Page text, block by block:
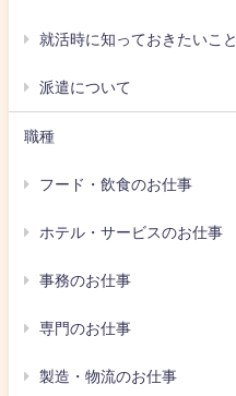
就活時に知っておきたいこと
派遣について
職種
フード・飲食のお仕事
ホテル・サービスのお仕事
事務のお仕事
専門のお仕事
製造・物流のお仕事